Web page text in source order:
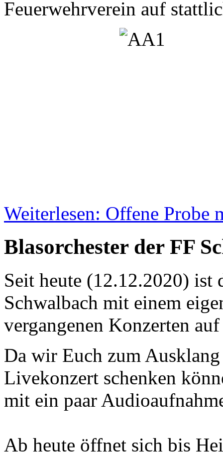
Feuerwehrverein auf
Weiterlesen: Offene Probe
Blasorchester der FF
Seit heute (12.12.2020) ist
Schwalbach mit einem
vergangenen Konzerten
Da wir Euch zum
Livekonzert schenken
mit ein paar
Ab heute öffnet sich bis